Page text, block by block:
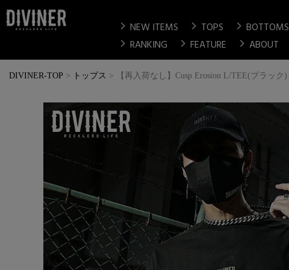
chevron_right NEW ITEMS chevron_right TOPS chevron_right BOTTOMS
chevron_right RANKING chevron_right FEATURE chevron_right ABOUT
DIVINER-TOP トップス 【再入荷なし】Cusp Erosion L/TEE(ブラック)